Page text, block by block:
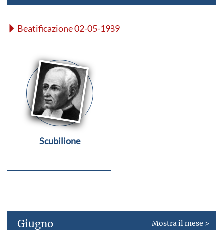
Beatificazione 02-05-1989
Scubilione
Giugno Mostra il mese >